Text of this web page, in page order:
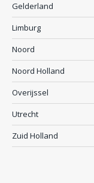
Gelderland
Limburg
Noord
Noord Holland
Overijssel
Utrecht
Zuid Holland